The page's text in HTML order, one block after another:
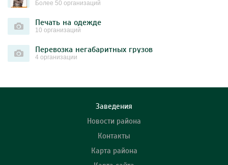
Более 50 организаций
Печать на одежде
10 организаций
Перевозка негабаритных грузов
4 организации
Заведения
Новости района
Контакты
Карта района